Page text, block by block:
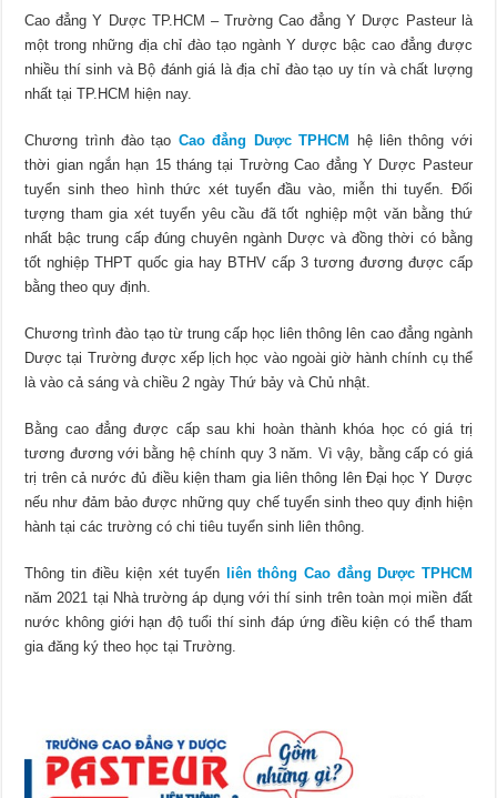
Cao đẳng Y Dược TP.HCM – Trường Cao đẳng Y Dược Pasteur là
một trong những địa chỉ đào tạo ngành Y dược bậc cao đẳng được
nhiều thí sinh và Bộ đánh giá là địa chỉ đào tạo uy tín và chất lượng
nhất tại TP.HCM hiện nay.
Chương trình đào tạo Cao đẳng Dược TPHCM
hệ liên thông với
thời gian ngắn hạn 15 tháng tại Trường Cao đẳng Y Dược Pasteur
tuyển sinh theo hình thức xét tuyển đầu vào, miễn thi tuyển. Đối
tượng tham gia xét tuyển yêu cầu đã tốt nghiệp một văn bằng thứ
nhất bậc trung cấp đúng chuyên ngành Dược và đồng thời có bằng
tốt nghiệp THPT quốc gia hay BTHV cấp 3 tương đương được cấp
bằng theo quy định.
Chương trình đào tạo từ trung cấp học liên thông lên cao đẳng ngành
Dược tại Trường được xếp lịch học vào ngoài giờ hành chính cụ thể
là vào cả sáng và chiều 2 ngày Thứ bảy và Chủ nhật.
Bằng cao đẳng được cấp sau khi hoàn thành khóa học có giá trị
tương đương với bằng hệ chính quy 3 năm. Vì vậy, bằng cấp có giá
trị trên cả nước đủ điều kiện tham gia liên thông lên Đại học Y Dược
nếu như đảm bảo được những quy chế tuyển sinh theo quy định hiện
hành tại các trường có chi tiêu tuyển sinh liên thông.
Thông tin điều kiện xét tuyển
liên thông Cao đẳng Dược TPHCM
năm 2021 tại Nhà trường áp dụng với thí sinh trên toàn mọi miền đất
nước không giới hạn độ tuổi thí sinh đáp ứng điều kiện có thể tham
gia đăng ký theo học tại Trường.